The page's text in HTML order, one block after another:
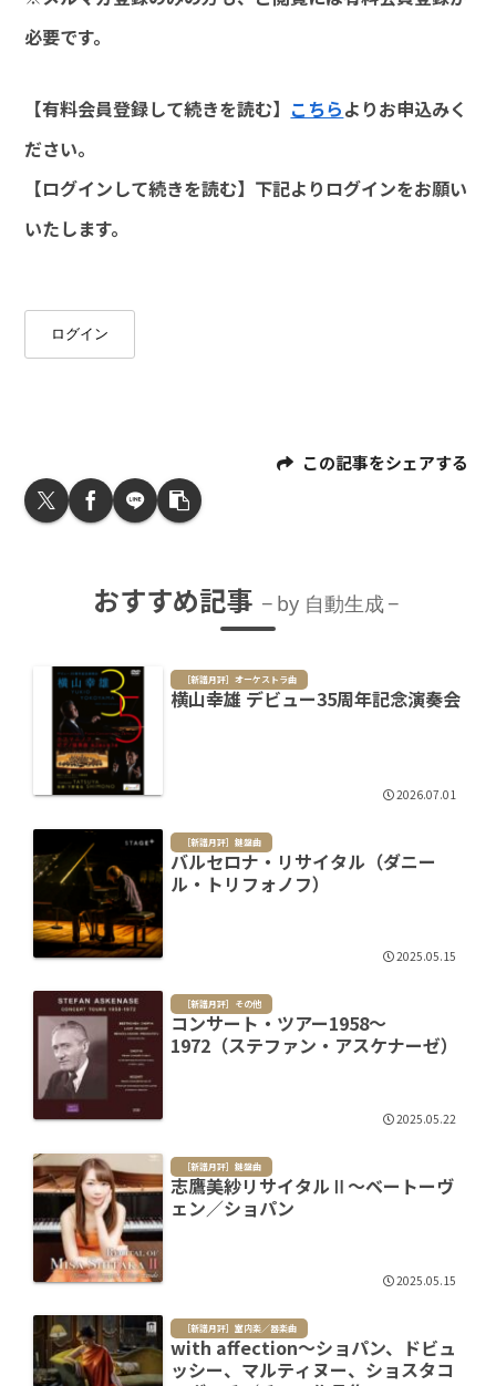
必要です。
【有料会員登録して続きを読む】 こちらよりお申込みく
ださい。
【ログインして続きを読む】下記よりログインをお願い
いたします。
ログイン
この記事をシェアする
おすすめ記事 by 自動生成
［新譜月評］オーケストラ曲
横山幸雄 デビュー35周年記念演奏会
2026.07.01
［新譜月評］鍵盤曲
バルセロナ・リサイタル（ダニー
ル・トリフォノフ）
2025.05.15
［新譜月評］その他
コンサート・ツアー1958～
1972（ステファン・アスケナーゼ）
2025.05.22
［新譜月評］鍵盤曲
志鷹美紗リサイタルⅡ～ベートーヴ
ェン／ショパン
2025.05.15
［新譜月評］室内楽／器楽曲
with affection～ショパン、ドビュ
ッシー、マルティヌー、ショスタコ